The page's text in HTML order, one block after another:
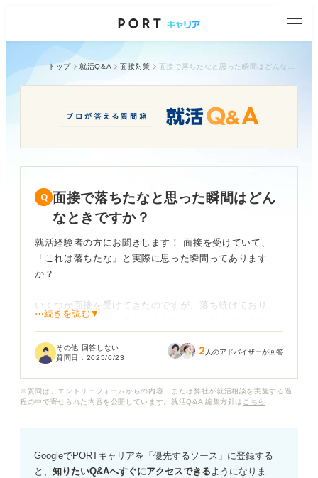
トップ 就活Q&A 面接対策
面接で落ちたなと思った瞬間はどん
なときですか？
就活経験者の方にお聞きします！ 面接を受けていて、
「これは落ちたな」と実際に思った瞬間ってあります
か？
いくつか面接を受けてきたのですが、落ち続けており、
ただ自分のなかでは手ごたえがあったと思っています。
うな気もするのですが、よくわかりません。そこで皆さ
たいです。
⋯続きを読む▼
その他 回答しない
質問日： 2025/6/23 2 人のアドバイザーが回答
※質問は、エントリーフォームからの内容、または弊社が就活相談を実施する過
程の中で寄せられた内容を公開しています。就活Q&A 編集方針は こちら
GoogleでPORTキャリアを「優先するソース」に登録する
と、 知りたいQ&Aへすぐにアクセスできるようになりま